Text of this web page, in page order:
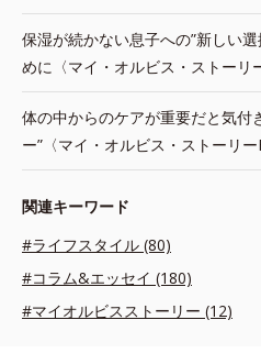
保湿が続かない息子への”新しい
めに〈マイ・オルビス・ストーリ
体の中からのケアが重要だと気付
ー”〈マイ・オルビス・ストーリー
関連キーワード
#ライフスタイル (80)
#コラム&エッセイ (180)
#マイオルビスストーリー (12)